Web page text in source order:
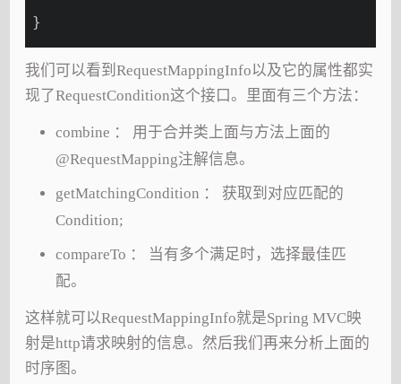
}
我们可以看到RequestMappingInfo以及它的属性都实
现了RequestCondition这个接口。里面有三个方法：
combine ： 用于合并类上面与方法上面的
@RequestMapping注解信息。
getMatchingCondition ： 获取到对应匹配的
Condition;
compareTo ： 当有多个满足时，选择最佳匹
配。
这样就可以RequestMappingInfo就是Spring MVC映
射是http请求映射的信息。然后我们再来分析上面的
时序图。